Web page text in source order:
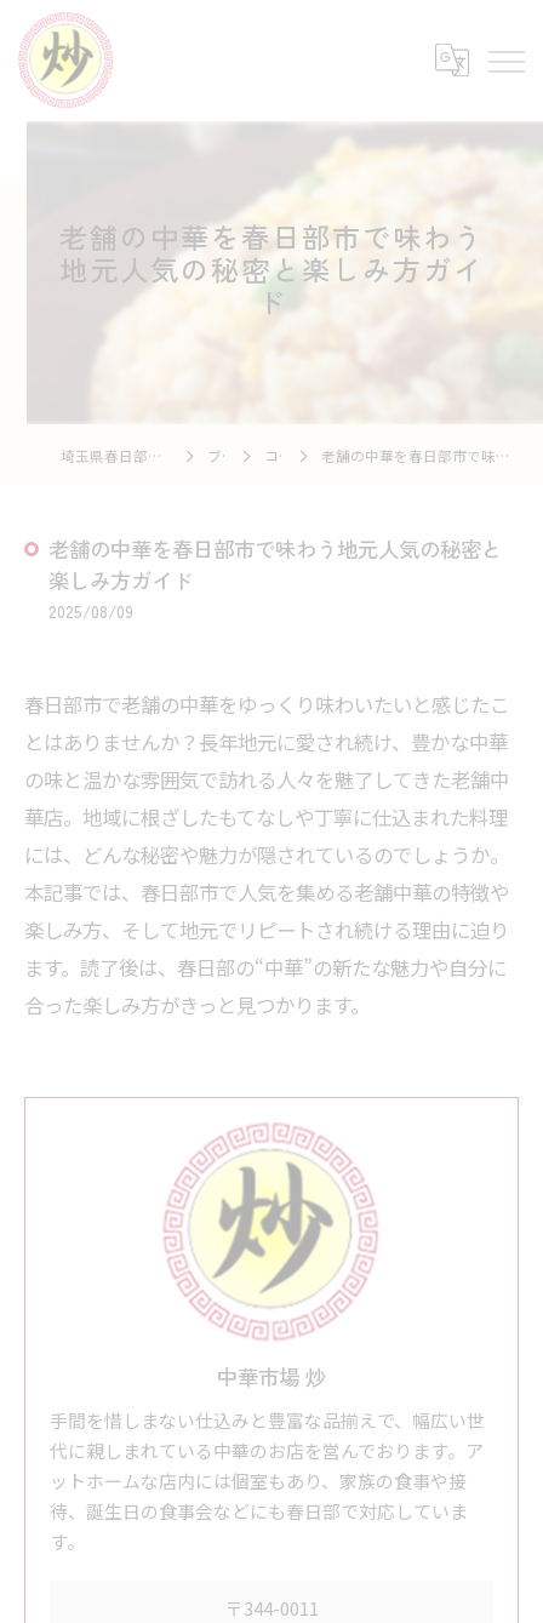
老舗の中華を春日部市で味わう
地元人気の秘密と楽しみ方ガイ
ド
埼玉県春日部の中華なら中華市場 炒 ブログ コラム 老舗の中華を春日部市で味わう地元人気の秘密と楽しみ方ガイド
老舗の中華を春日部市で味わう地元人気の秘密と
楽しみ方ガイド
2025/08/09
春日部市で老舗の中華をゆっくり味わいたいと感じたこ
とはありませんか？長年地元に愛され続け、豊かな中華
の味と温かな雰囲気で訪れる人々を魅了してきた老舗中
華店。地域に根ざしたもてなしや丁寧に仕込まれた料理
には、どんな秘密や魅力が隠されているのでしょうか。
本記事では、春日部市で人気を集める老舗中華の特徴や
楽しみ方、そして地元でリピートされ続ける理由に迫り
ます。読了後は、春日部の“中華”の新たな魅力や自分に
合った楽しみ方がきっと見つかります。
中華市場 炒
手間を惜しまない仕込みと豊富な品揃えで、幅広い世
代に親しまれている中華のお店を営んでおります。ア
ットホームな店内には個室もあり、家族の食事や接
待、誕生日の食事会などにも春日部で対応していま
す。
〒344-0011